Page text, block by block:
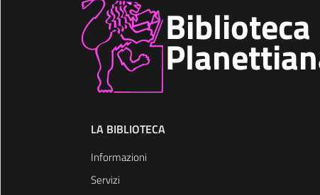
Biblioteca
LA BIBLIOTECA
Informazioni
Servizi